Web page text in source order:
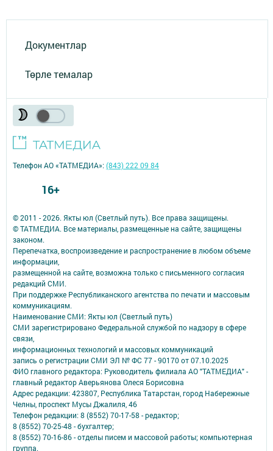
Документлар
Төрле темалар
© 2011 - 2026. Якты юл (Светлый путь). Все права защищены.
© ТАТМЕДИА. Все материалы, размещенные на сайте, защищены
законом.
Перепечатка, воспроизведение и распространение в любом объеме
информации,
размещенной на сайте, возможна только с письменного согласия
редакций СМИ.
При поддержке Республиканского агентства по печати и массовым
коммуникациям.
Наименование СМИ: Якты юл (Светлый путь)
СМИ зарегистрировано Федеральной службой по надзору в сфере
связи,
информационных технологий и массовых коммуникаций
запись о регистрации СМИ ЭЛ № ФС 77 - 90170 от 07.10.2025
ФИО главного редактора: Руководитель филиала АО "ТАТМЕДИА" -
главный редактор Аверьянова Олеся Борисовна
Адрес редакции: 423807, Республика Татарстан, город Набережные
Челны, проспект Мусы Джалиля, 46
Телефон редакции: 8 (8552) 70-17-58 - редактор;
8 (8552) 70-25-48 - бухгалтер;
8 (8552) 70-16-86 - отделы писем и массовой работы; компьютерная
группа.
Телефон АО «ТАТМЕДИА»:(843) 222 09 84
16+